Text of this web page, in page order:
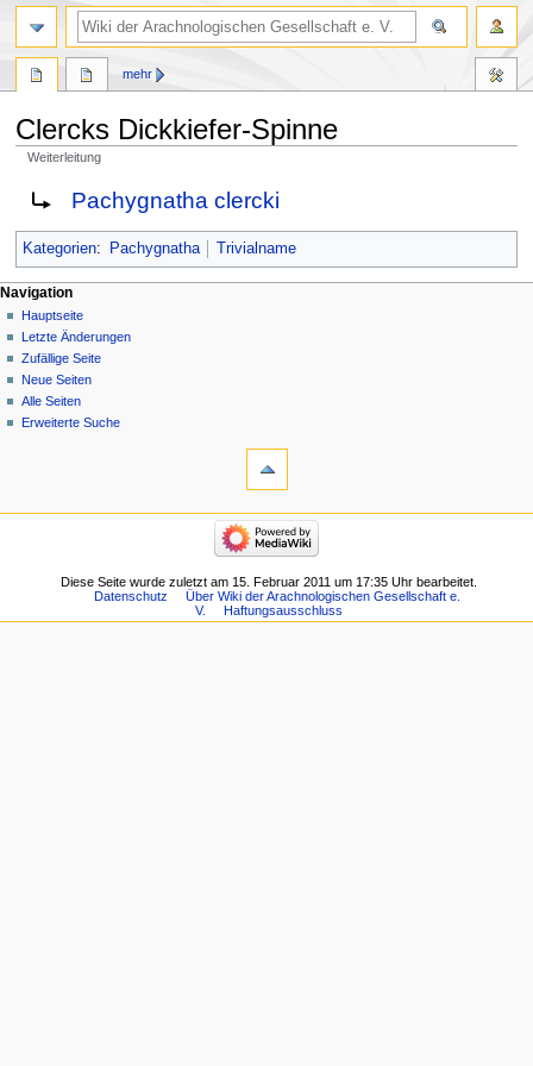
Clercks Dickkiefer-Spinne
Weiterleitung
Zur
Navigation
springen
Zur
Suche
springen
Weiterleitung nach:
Pachygnatha clercki
Kategorien: Pachygnatha Trivialname
mehr
Navigation
Hauptseite
Letzte Änderungen
Zufällige Seite
Neue Seiten
Alle Seiten
Erweiterte Suche
Diese Seite wurde zuletzt am 15. Februar 2011 um 17:35 Uhr bearbeitet.
Datenschutz
Über Wiki der Arachnologischen Gesellschaft e.
V.
Haftungsausschluss